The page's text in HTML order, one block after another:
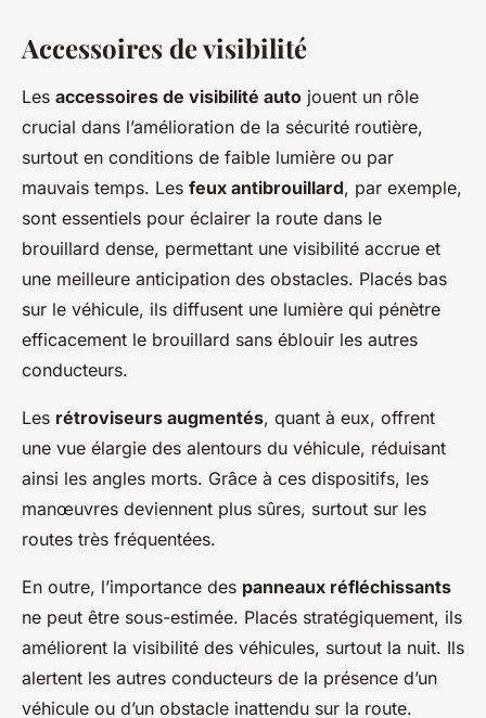
Accessoires de visibilité
Les accessoires de visibilité auto jouent un rôle
crucial dans l’amélioration de la sécurité routière,
surtout en conditions de faible lumière ou par
mauvais temps. Les feux antibrouillard, par exemple,
sont essentiels pour éclairer la route dans le
brouillard dense, permettant une visibilité accrue et
une meilleure anticipation des obstacles. Placés bas
sur le véhicule, ils diffusent une lumière qui pénètre
efficacement le brouillard sans éblouir les autres
conducteurs.
Les rétroviseurs augmentés, quant à eux, offrent
une vue élargie des alentours du véhicule, réduisant
ainsi les angles morts. Grâce à ces dispositifs, les
manœuvres deviennent plus sûres, surtout sur les
routes très fréquentées.
En outre, l’importance des panneaux réfléchissants
ne peut être sous-estimée. Placés stratégiquement, ils
améliorent la visibilité des véhicules, surtout la nuit. Ils
alertent les autres conducteurs de la présence d’un
véhicule ou d’un obstacle inattendu sur la route.